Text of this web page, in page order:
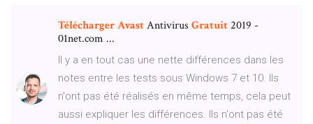
TéléchargerAvastAntivirus Gratuit2019 -
01net.com ...
Il y a en tout cas une nette différences dans les
notes entre les tests sous Windows 7 et 10. Ils
n'ont pas été réalisés en même temps, cela peut
aussi expliquer les différences. Ils n'ont pas été